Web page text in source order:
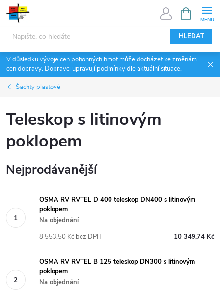
Přejít
obsah
HLEDAT
NÁKUPNÍ
KOŠÍK
V důsledku vývoje cen pohonných hmot může docházet ke změnám
cen dopravy. Dopravci upravují podmínky dle aktuální situace.
Šachty plastové
Teleskop s litinovým
poklopem
Nejprodávanější
OSMA RV RVTEL D 400 teleskop DN400 s litinovým
poklopem
Na objednání
10 349,74 Kč
8 553,50 Kč bez DPH
OSMA RV RVTEL B 125 teleskop DN300 s litinovým
poklopem
Na objednání